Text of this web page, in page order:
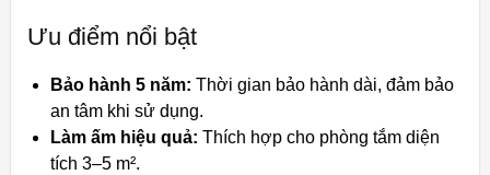
Ưu điểm nổi bật
Bảo hành 5 năm: Thời gian bảo hành dài, đảm bảo
an tâm khi sử dụng.
Làm ấm hiệu quả: Thích hợp cho phòng tắm diện
tích 3–5 m².